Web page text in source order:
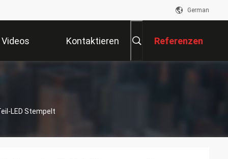
German
Videos Kontaktieren Referenzen
LED Stempelt